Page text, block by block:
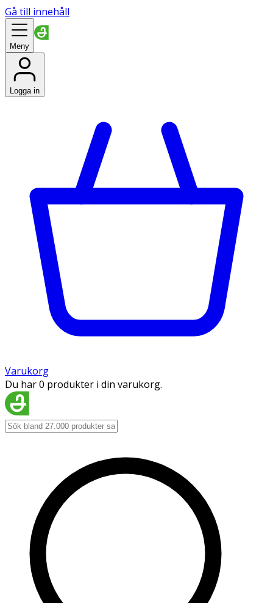
Gå till innehåll
Meny
Logga in
Varukorg
Du har 0 produkter i din varukorg.